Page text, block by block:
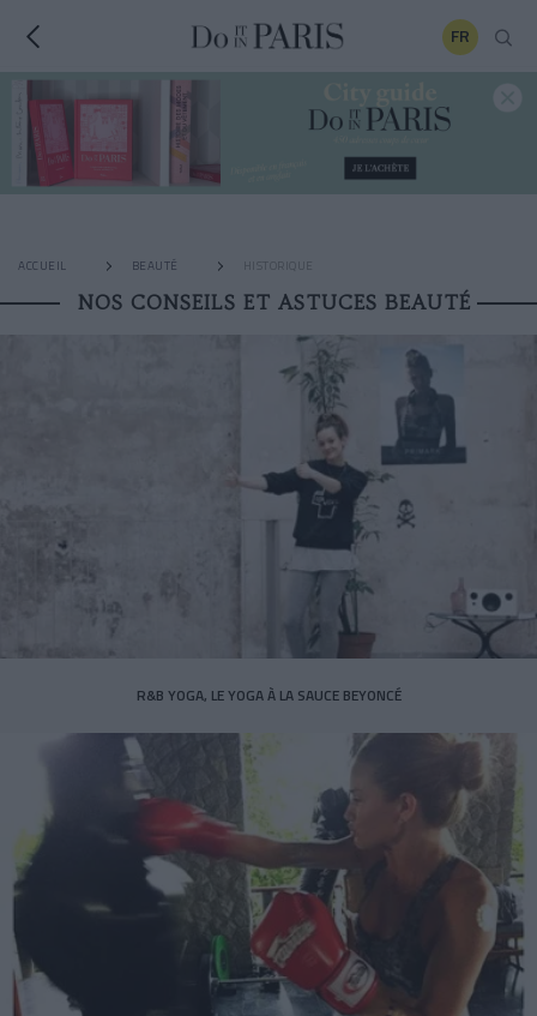
FR
ACCUEIL BEAUTÉ HISTORIQUE
NOS CONSEILS ET ASTUCES BEAUTÉ
R&B YOGA, LE YOGA À LA SAUCE BEYONCÉ